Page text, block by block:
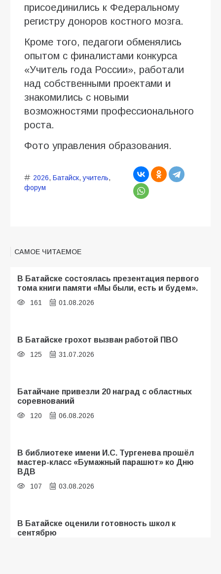
присоединились к Федеральному
регистру доноров костного мозга.
Кроме того, педагоги обменялись
опытом с финалистами конкурса
«Учитель года России», работали
над собственными проектами и
знакомились с новыми
возможностями профессионального
роста.
Фото управления образования.
2026, Батайск,учитель,
форум
САМОЕ ЧИТАЕМОЕ
В Батайске состоялась презентация первого
тома книги памяти «Мы были, есть и будем».
161 01.08.2026
В Батайске грохот вызван работой ПВО
125 31.07.2026
Батайчане привезли 20 наград с областных
соревнований
120 06.08.2026
В библиотеке имени И.С. Тургенева прошёл
мастер-класс «Бумажный парашют» ко Дню
ВДВ
107 03.08.2026
В Батайске оценили готовность школ к
сентябрю